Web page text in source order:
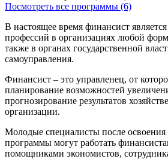
Посмотреть все программы (6)
В настоящее время финансист
профессий в организациях любой
также в органах государственной
самоуправления.
Финансист – это управленец, от
планирование возможностей
прогнозирование результатов
организации.
Молодые специалисты после освоения
программы могут работать
помощниками экономистов,